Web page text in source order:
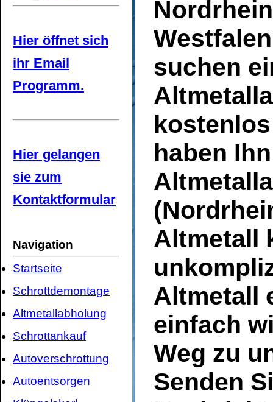
Hier öffnet sich
ihr Email
Programm.
Hier gelangen
sie zum
Kontaktformular
Navigation
Startseite
Schrottdemontage
Altmetallabholung
Schrottankauf
Autoverschrottung
Autoentsorgen
suchen
haben
Altmetall
Altmetall
einfach
Weg zu
Senden